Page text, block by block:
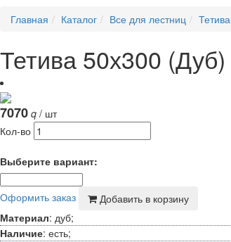
Главная
Каталог Все для лестниц Тетива
Тетива 50х300 (Дуб)
7070 q / шт
Кол-во
Выберите вариант:
Оформить заказ Добавить в корзину
Материал: дуб;
Наличие: есть;